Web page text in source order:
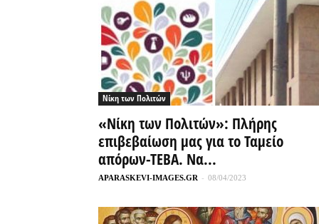
Νίκη των Πολιτών
«Νίκη των Πολιτών»: Πλήρης
επιβεβαίωση μας για το Ταμείο
απόρων-ΤΕΒΑ. Να...
APARASKEVI-IMAGES.GR - 08/04/2023